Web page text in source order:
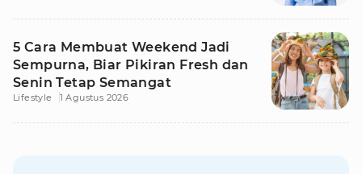
5 Cara Membuat Weekend Jadi
Sempurna, Biar Pikiran Fresh dan
Senin Tetap Semangat
Lifestyle 1 Agustus 2026